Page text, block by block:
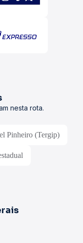
nesta rota.
Pinheiro (Tergip)